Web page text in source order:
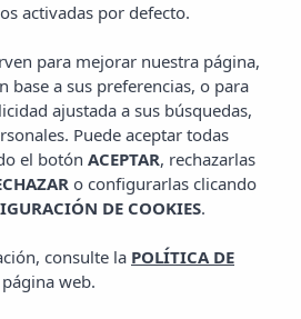
PALACE
Vibra Blanc Palace
Vibra
activadas por defecto.
para mejorar nuestra página,
base a sus preferencias, o para
ajustada a sus búsquedas,
Puede aceptar todas
el botón ACEPTAR, rechazarlas
o configurarlas clicando
DE COOKIES.
consulte la POLÍTICA DE
web.